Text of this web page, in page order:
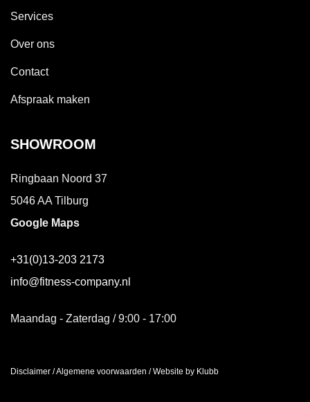
Services
Over ons
Contact
Afspraak maken
SHOWROOM
Ringbaan Noord 37
5046 AA Tilburg
Google Maps
+31(0)13-203 2173
info@fitness-company.nl
Maandag - Zaterdag / 9:00 - 17:00
Disclaimer /Algemene voorwaarden /Website by Klubb